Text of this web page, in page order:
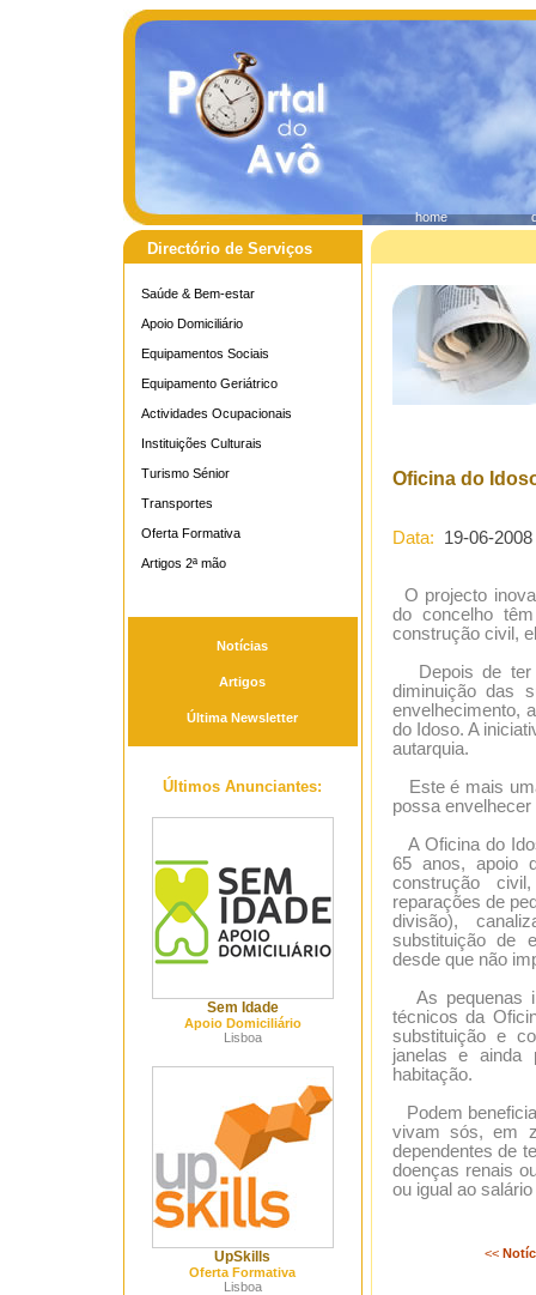
home
Directório de Serviços
Saúde & Bem-estar
Apoio Domiciliário
Equipamentos Sociais
Equipamento Geriátrico
Actividades Ocupacionais
Instituições Culturais
Turismo Sénior
Transportes
Oferta Formativa
Artigos 2ª mão
Notícias
Artigos
Última Newsletter
Últimos Anunciantes:
Sem Idade
Apoio Domiciliário
Lisboa
UpSkills
Oferta Formativa
Lisboa
Oficina do
Data: 19-06-2008
O projecto
do concelho
construção civil,
Depois de ter
diminuição das
envelhecimento,
do Idoso. A
autarquia.
Este é mais
possa
A Oficina do
65 anos, apoio
construção
reparações de
divisão),
substituição de
desde que não
As pequenas
técnicos da
substituição e
janelas e ainda
habitação.
Podem
vivam sós, em
dependentes de
doenças renais
ou igual ao
<<